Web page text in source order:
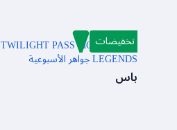
تذكرة TWILIGHT PASS MOBILE
LEGENDS جواهر الأسبوعية
باس
تخفيضات